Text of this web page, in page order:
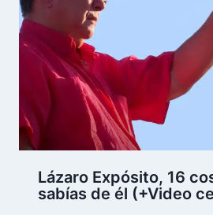
Lázaro Expósito, 16
sabías de él (+Video